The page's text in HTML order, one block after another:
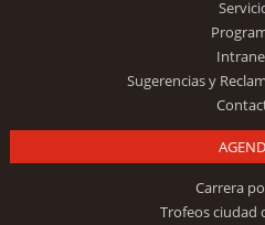
Sugerencias y
Carrera
Trofeos ciudad